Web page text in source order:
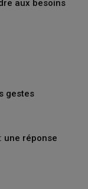
aux besoins
gestes
une réponse